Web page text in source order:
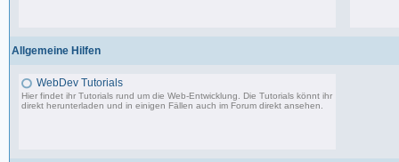
Allgemeine Hilfen
WebDev Tutorials
Hier findet ihr Tutorials rund um die Web-Entwicklung. Die Tutorials könnt ihr
direkt herunterladen und in einigen Fällen auch im Forum direkt ansehen.